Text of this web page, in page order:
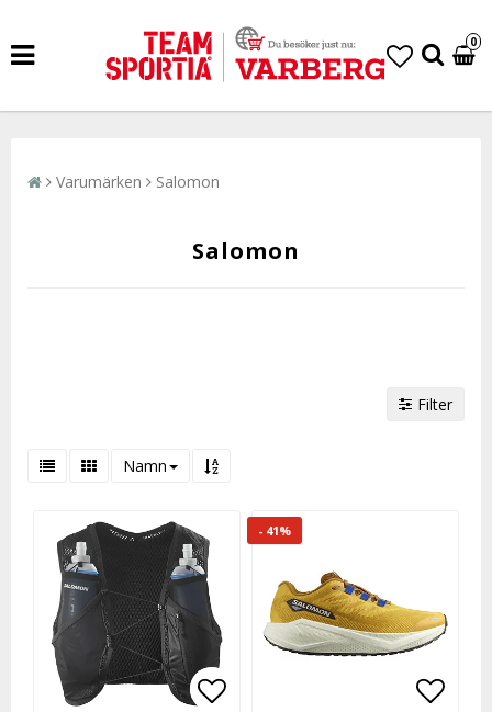
0
Varumärken Salomon
Salomon
Filter
Namn
- 41%